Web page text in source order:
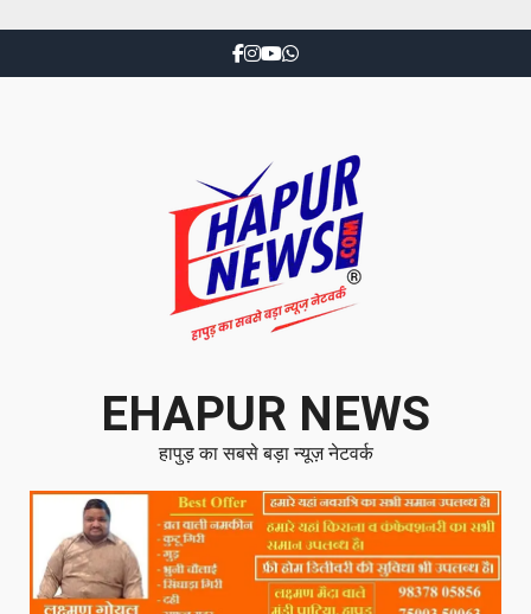
EHAPUR NEWS
हापुड़ का सबसे बड़ा न्यूज़ नेटवर्क